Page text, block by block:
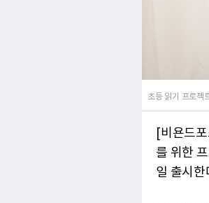
초등 읽기 프로젝
[비욘드
를 위한
일 출시한